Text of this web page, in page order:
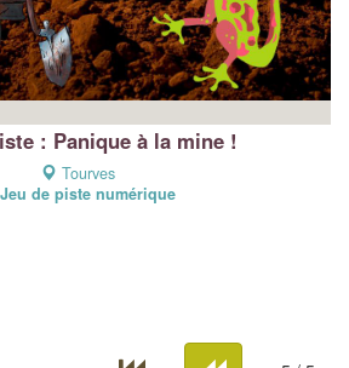
: Panique à la mine !
Tourves
Jeu de piste numérique